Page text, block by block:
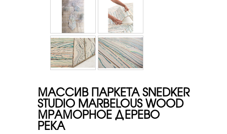
МАССИВ ПАРКЕТА SNEDKER
STUDIO MARBELOUS WOOD
МРАМОРНОЕ ДЕРЕВО
РЕКА